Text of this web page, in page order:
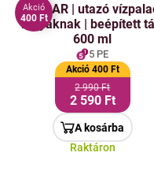
Akció
400 Ft
HAFBAR | utazó
kutyáknak | beépített
600 ml
5 PE
Akció 400 Ft
2 990 Ft
2 590 Ft
A kosárba
Raktáron